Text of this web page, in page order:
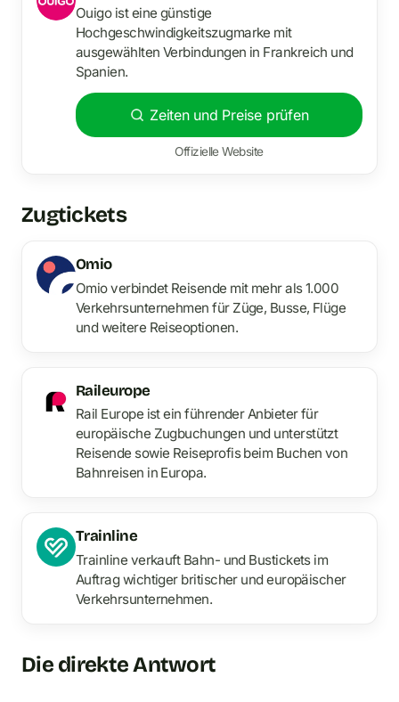
Ouigo ist eine günstige
Hochgeschwindigkeitszugmarke mit
ausgewählten Verbindungen in Frankreich und
Spanien.
Zeiten und Preise prüfen
Offizielle Website
Zugtickets
Omio
Omio verbindet Reisende mit mehr als 1.000
Verkehrsunternehmen für Züge, Busse, Flüge
und weitere Reiseoptionen.
Raileurope
Rail Europe ist ein führender Anbieter für
europäische Zugbuchungen und unterstützt
Reisende sowie Reiseprofis beim Buchen von
Bahnreisen in Europa.
Trainline
Trainline verkauft Bahn- und Bustickets im
Auftrag wichtiger britischer und europäischer
Verkehrsunternehmen.
Die direkte Antwort